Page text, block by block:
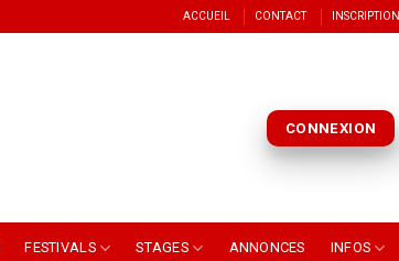
ACCUEIL CONTACT INSCRIPTION
CONNEXION
FESTIVALS STAGES ANNONCES INFOS